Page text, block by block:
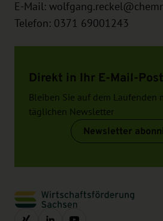
E-Mail:
Telefon: 0371 69001243
Direkt in Ihr E-Mail-
Bleiben Sie auf dem Laufenden
täglichen Newsletter
Newsletter